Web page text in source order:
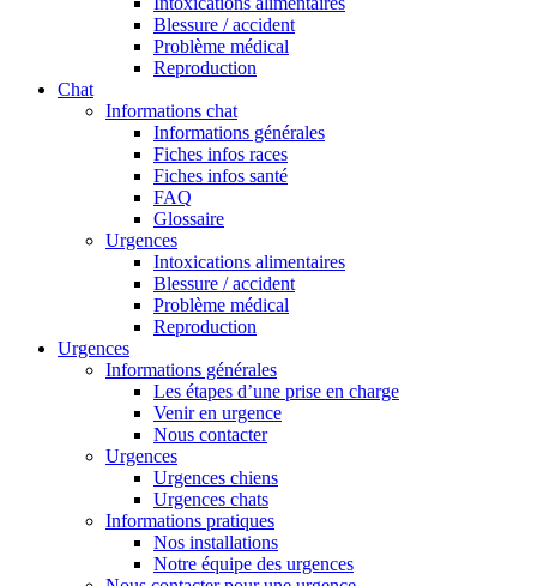
Blessure / accident
Problème médical
Reproduction
Chat
Informations chat
Informations générales
Fiches infos races
Fiches infos santé
FAQ
Glossaire
Urgences
Intoxications alimentaires
Blessure / accident
Problème médical
Reproduction
Urgences
Informations générales
Les étapes d’une prise en charge
Venir en urgence
Nous contacter
Urgences
Urgences chiens
Urgences chats
Informations pratiques
Nos installations
Notre équipe des urgences